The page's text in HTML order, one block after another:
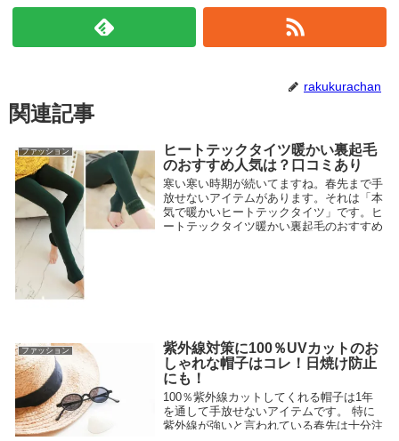
rakukurachan
関連記事
ファッション
ヒートテックタイツ暖かい裏起毛
のおすすめ人気は？口コミあり
寒い寒い時期が続いてますね。春先まで手
放せないアイテムがあります。それは「本
気で暖かいヒートテックタイツ」です。ヒ
ートテックタイツ暖かい裏起毛のおすすめ
ファッション
紫外線対策に100％UVカットのお
しゃれな帽子はコレ！日焼け防止
にも！
100％紫外線カットしてくれる帽子は1年
を通して手放せないアイテムです。 特に
紫外線が強いと言われている春先は十分注